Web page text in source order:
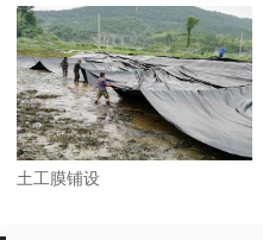
土工膜铺设